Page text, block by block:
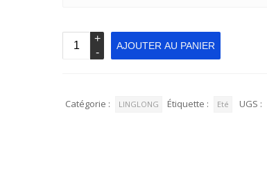
AJOUTER AU PANIER
Catégorie : LINGLONG Étiquette : Eté UGS :